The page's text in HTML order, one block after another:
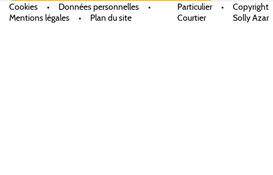
Cookies • Données personnelles
•
Mentions légales
• Plan du site
Particulier
•
Courtier
Copyright
Solly Azar